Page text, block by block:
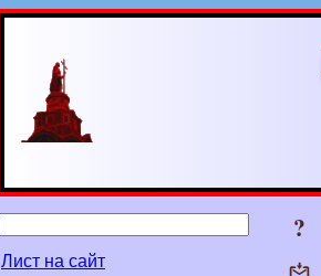
?
Лист на сайт